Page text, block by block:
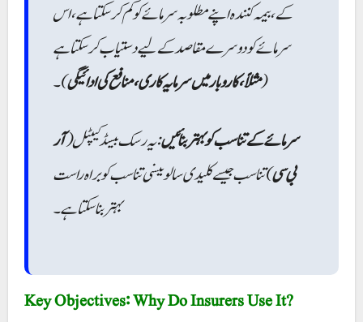
کے، بیمہ کنندہ اپنے مطلوبہ سرمائے کو کم کر سکتا ہے، اس
سرمائے کو دوسرے مقاصد کے لیے دستیاب کر سکتا ہے
(مثلاً، کاروبار میں سرمایہ کاری، منافع کی ادائیگی)۔
سرمائے کے تناسب کو بہتر بنائیں: یہ رسک بیسڈ کیپٹل (آر
بی سی) تناسب جیسے کلیدی سالوینسی تناسب کو براہ راست
بہتر بنا سکتا ہے۔
Key Objectives: Why Do Insurers Use It?